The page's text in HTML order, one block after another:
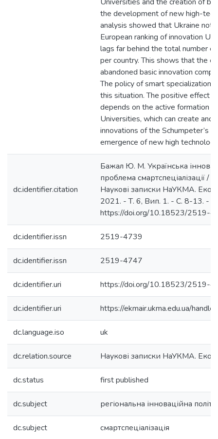
the development of new high-
analysis showed that Ukraine not
European ranking of innovation
lags far behind the total number
per country. This shows that the
abandoned basic innovation
The policy of smart specialization
this situation. The positive effect
depends on the active formation
Universities, which can create and
innovations of the Schumpeter’s
emergence of new high
dc.identifier.citation
Бажал Ю. М. Українська
проблема смартспеціалізації
Наукові записки НаУКМА.
2021. - Т. 6, Вип. 1. - С. 8-13. -
https://doi.org/10.18523/2519-
dc.identifier.issn 2519-4739
dc.identifier.issn 2519-4747
dc.identifier.uri https://doi.org/10.18523/2519-
dc.identifier.uri https://ekmair.ukma.edu.ua/
dc.language.iso uk
dc.relation.source Наукові записки НаУКМА.
dc.status first published
dc.subject регіональна інноваційна
dc.subject смартспеціалізація